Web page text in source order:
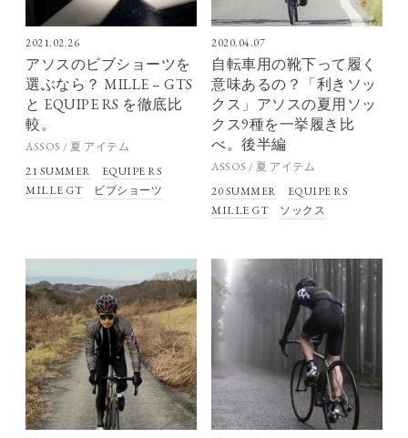
2021.02.26
アソスのビブショーツを
選ぶなら？ MILLE – GTS
と EQUIPE RS を徹底比
較。
ASSOS / 夏 アイテム
21 SUMMER
EQUIPE RS
MILLE GT
ビブショーツ
2020.04.07
自転車用の靴下って履く
意味あるの？「利きソッ
クス」アソスの夏用ソッ
クス9種を一挙履き比
べ。後半編
ASSOS / 夏 アイテム
20 SUMMER
EQUIPE RS
MILLE GT
ソックス